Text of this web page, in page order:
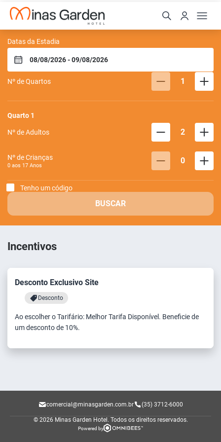
Minas Garden Hotel
Datas da Estadia
Nº de Quartos 1
Quarto 1
Nº de Adultos 2
Nº de Crianças
0 aos 17 Anos 0
Tenho um código
BUSCAR
Incentivos
Desconto Exclusivo Site
Desconto
Ao escolher o Tarifário: Melhor Tarifa Disponível. Beneficie de
um desconto de 10%.
comercial@minasgarden.com.br (35) 3712-6000
© 2026 Minas Garden Hotel. Todos os direitos reservados.
Powered by